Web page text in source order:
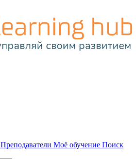
Преподаватели Моё обучение Поиск